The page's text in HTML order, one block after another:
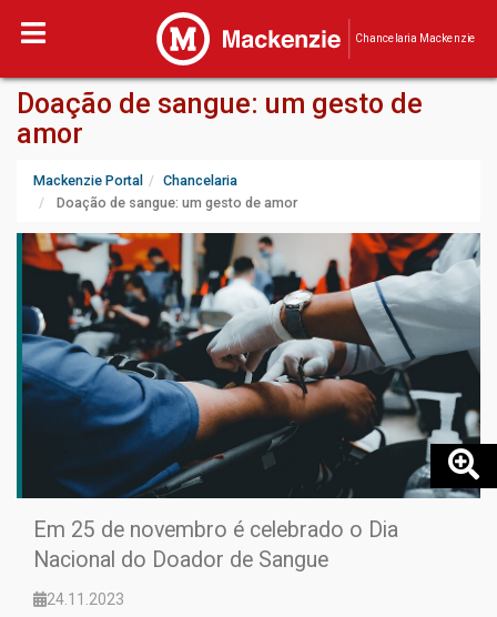
Chancelaria Mackenzie
Doação de sangue: um gesto de
amor
Mackenzie Portal
Chancelaria
Doação de sangue: um gesto de amor
Em 25 de novembro é celebrado o Dia
Nacional do Doador de Sangue
24.11.2023